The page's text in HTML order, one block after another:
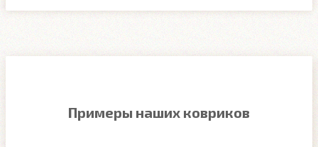
Примеры наших ковриков